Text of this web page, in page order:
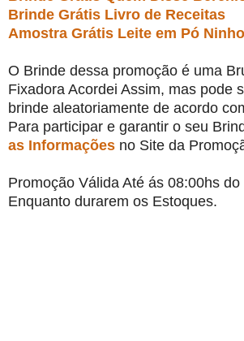
Brinde Grátis Livro de Receitas
Amostra Grátis Leite em Pó Ninho
O Brinde dessa promoção é uma
Fixadora Acordei Assim, mas pode
brinde aleatoriamente de acordo
Para participar e garantir o seu
as Informações no Site da
Promoção Válida Até ás 08:00hs
Enquanto durarem os Estoques.